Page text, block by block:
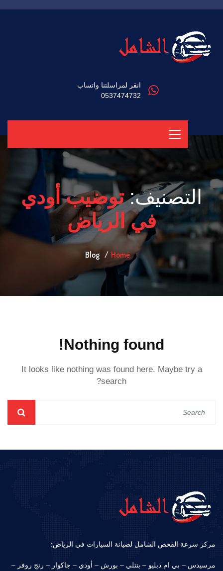
انقر لمراسلتنا واتساب
0537474732
التصنيف:توضيب أودي
في الرياض
Home
Blog
Nothing found!
It looks like nothing was found here. Maybe try a
search?
مركز سرعة الفحص الشامل لصيانة السيارات في الرياض:
مرسيدس – بي ام دبليو – بنتلي – بورش – أودي – جاكوار – رنج روفر –